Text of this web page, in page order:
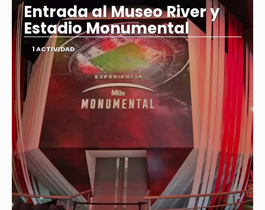
Entrada al Museo River y
Estadio Monumental
1 ACTIVIDAD